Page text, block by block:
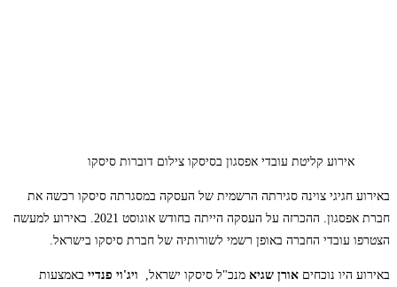
אירוע קליטת עובדי אפסגון בסיסקו צילום דוברות סיסקו
באירוע חגיגי צוינה סגירתה הרשמית של העסקה במסגרתה סיסקו רכשה את
חברת אפסגון. ההכרזה על העסקה הייתה בחודש אוגוסט 2021. באירוע למעשה
הצטרפו עובדי החברה באופן רשמי לשורותיה של חברת סיסקו בישראל.
באירוע היו נוכחים אורן שגיא מנכ"ל סיסקו ישראל, ויג'וי פנדיי באמצעות